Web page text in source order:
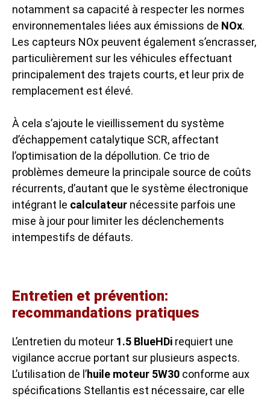
notamment sa capacité à respecter les normes
environnementales liées aux émissions de NOx.
Les capteurs NOx peuvent également s’encrasser,
particulièrement sur les véhicules effectuant
principalement des trajets courts, et leur prix de
remplacement est élevé.
À cela s’ajoute le vieillissement du système
d’échappement catalytique SCR, affectant
l’optimisation de la dépollution. Ce trio de
problèmes demeure la principale source de coûts
récurrents, d’autant que le système électronique
intégrant le calculateur nécessite parfois une
mise à jour pour limiter les déclenchements
intempestifs de défauts.
Entretien et prévention:
recommandations pratiques
L’entretien du moteur 1.5 BlueHDi requiert une
vigilance accrue portant sur plusieurs aspects.
L’utilisation de l’huile moteur 5W30 conforme aux
spécifications Stellantis est nécessaire, car elle